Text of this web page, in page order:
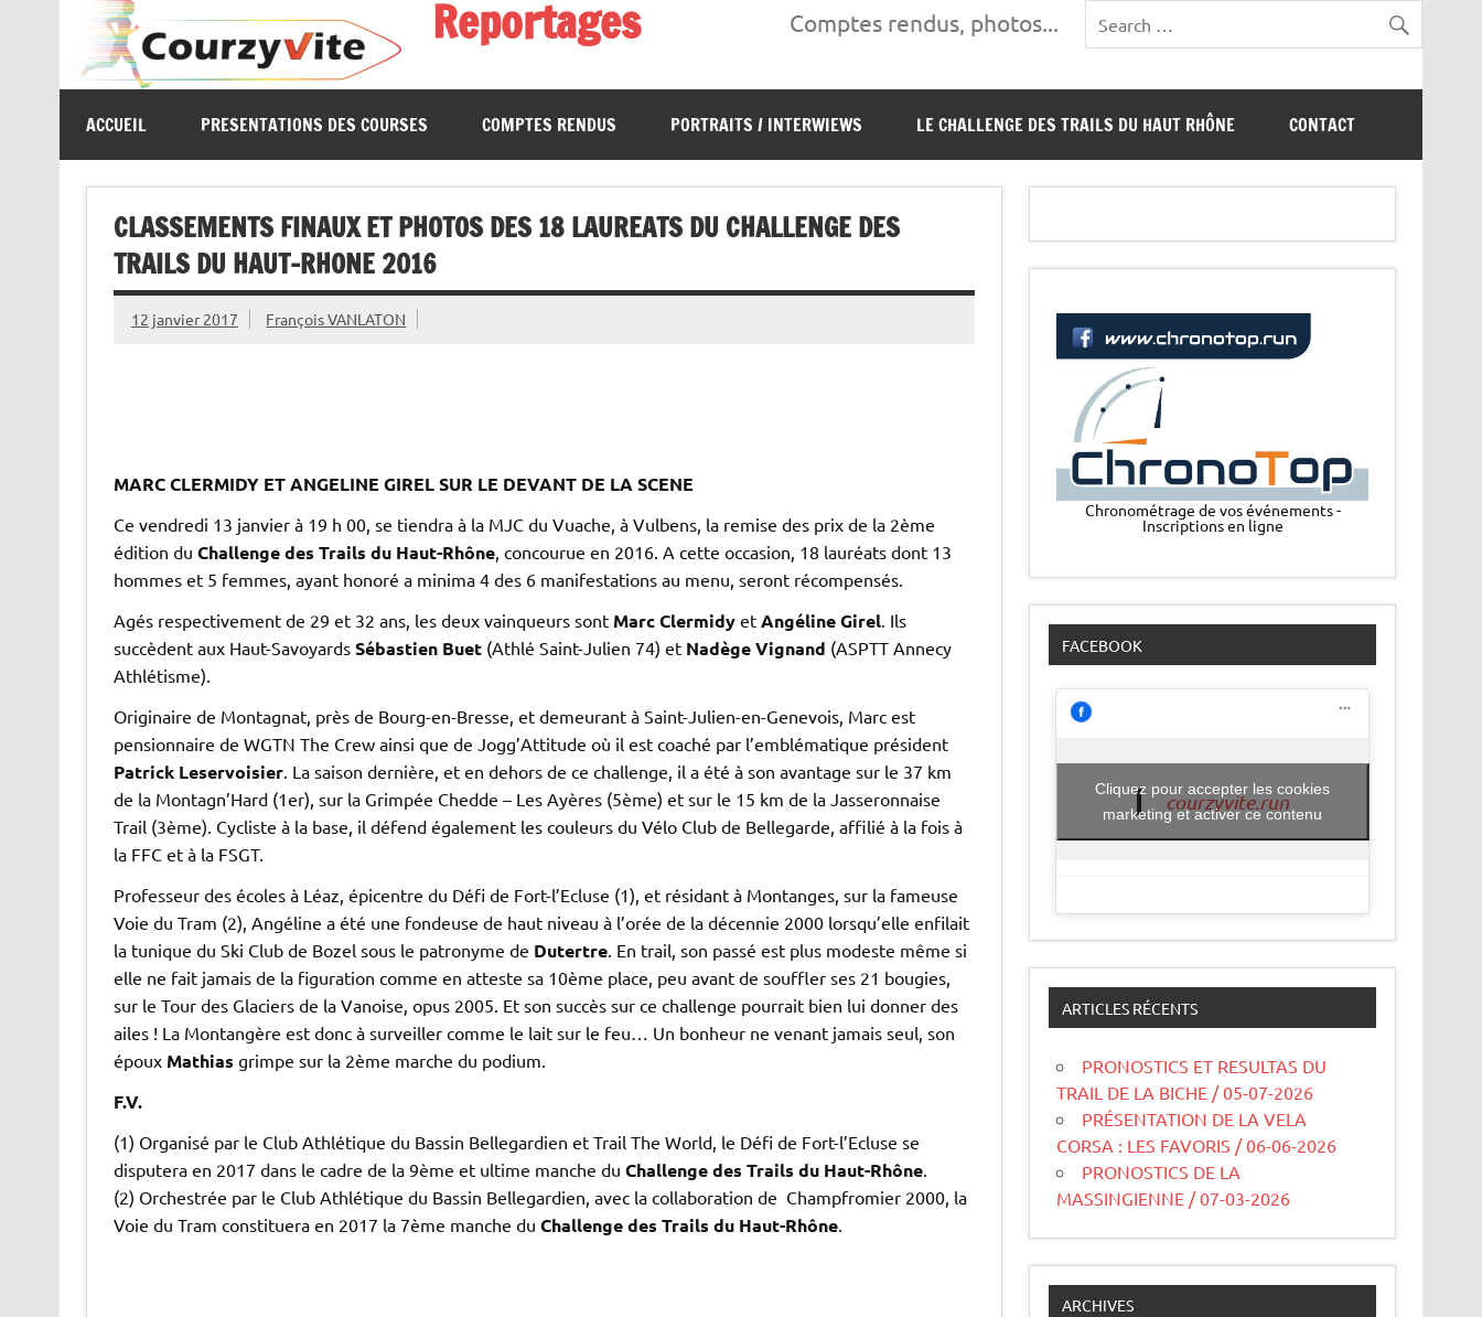
Reportages Comptes rendus, photos...
ACCUEIL PRESENTATIONS DES COURSES COMPTES RENDUS PORTRAITS / INTERWIEWS LE CHALLENGE DES TRAILS DU HAUT RHÔNE CONTACT
CLASSEMENTS FINAUX ET PHOTOS DES 18 LAUREATS DU CHALLENGE DES
TRAILS DU HAUT-RHONE 2016
12 janvier 2017 François VANLATON
MARC CLERMIDY ET ANGELINE GIREL SUR LE DEVANT DE LA SCENE
Ce vendredi 13 janvier à 19 h 00, se tiendra à la MJC du Vuache, à Vulbens, la remise des prix de la 2ème
édition du Challenge des Trails du Haut-Rhône, concourue en 2016. A cette occasion, 18 lauréats dont 13
hommes et 5 femmes, ayant honoré a minima 4 des 6 manifestations au menu, seront récompensés.
Agés respectivement de 29 et 32 ans, les deux vainqueurs sont Marc Clermidyet Angéline Girel. Ils
succèdent aux Haut-Savoyards Sébastien Buet (Athlé Saint-Julien 74) et Nadège Vignand (ASPTT Annecy
Athlétisme).
Originaire de Montagnat, près de Bourg-en-Bresse, et demeurant à Saint-Julien-en-Genevois, Marc est
pensionnaire de WGTN The Crew ainsi que de Jogg’Attitude où il est coaché par l’emblématique président
Patrick Leservoisier. La saison dernière, et en dehors de ce challenge, il a été à son avantage sur le 37 km
de la Montagn’Hard (1er), sur la Grimpée Chedde – Les Ayères (5ème) et sur le 15 km de la Jasseronnaise
Trail (3ème). Cycliste à la base, il défend également les couleurs du Vélo Club de Bellegarde, affilié à la fois à
la FFC et à la FSGT.
Professeur des écoles à Léaz, épicentre du Défi de Fort-l’Ecluse (1), et résidant à Montanges, sur la fameuse
Voie du Tram (2), Angéline a été une fondeuse de haut niveau à l’orée de la décennie 2000 lorsqu’elle enfilait
la tunique du Ski Club de Bozel sous le patronyme de Dutertre. En trail, son passé est plus modeste même si
elle ne fait jamais de la figuration comme en atteste sa 10ème place, peu avant de souffler ses 21 bougies,
sur le Tour des Glaciers de la Vanoise, opus 2005. Et son succès sur ce challenge pourrait bien lui donner des
ailes ! La Montangère est donc à surveiller comme le lait sur le feu… Un bonheur ne venant jamais seul, son
époux Mathias grimpe sur la 2ème marche du podium.
F.V.
(1) Organisé par le Club Athlétique du Bassin Bellegardien et Trail The World, le Défi de Fort-l’Ecluse se
disputera en 2017 dans le cadre de la 9ème et ultime manche du Challenge des Trails du Haut-Rhône.
(2) Orchestrée par le Club Athlétique du Bassin Bellegardien, avec la collaboration de Champfromier 2000, la
Voie du Tram constituera en 2017 la 7ème manche du Challenge des Trails du Haut-Rhône.
Chronométrage de vos événements -
Inscriptions en ligne
FACEBOOK
courzyvite.run
Cliquez pour accepter les cookies
marketing et activer ce contenu
ARTICLES RÉCENTS
PRONOSTICS ET RESULTAS DU
TRAIL DE LA BICHE / 05-07-2026
PRÉSENTATION DE LA VELA
CORSA : LES FAVORIS / 06-06-2026
PRONOSTICS DE LA
MASSINGIENNE / 07-03-2026
ARCHIVES